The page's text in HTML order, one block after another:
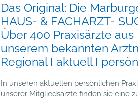
Das Original: Die
HAUS- & FACHARZT-
Über 400 Praxisärzte aus
unserem bekannten
Regional I aktuell I
In unseren aktuellen persönlichen
unserer Mitgliedsärzte finden sie eine